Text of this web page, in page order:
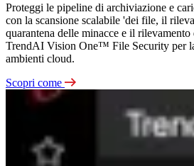
Proteggi le pipeline di archiviazione e
con la scansione scalabile 'dei file, il
quarantena delle minacce e il
TrendAI Vision One™ File Security per
ambienti cloud.
Scopri come